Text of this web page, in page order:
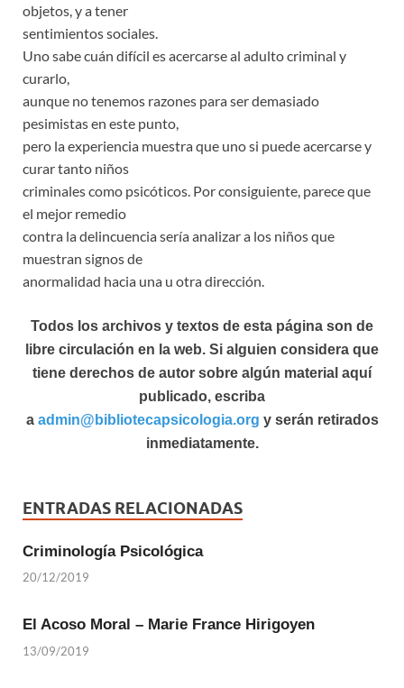
objetos, y a tener
sentimientos sociales.
Uno sabe cuán difícil es acercarse al adulto criminal y
curarlo,
aunque no tenemos razones para ser demasiado
pesimistas en este punto,
pero la experiencia muestra que uno si puede acercarse y
curar tanto niños
criminales como psicóticos. Por consiguiente, parece que
el mejor remedio
contra la delincuencia sería analizar a los niños que
muestran signos de
anormalidad hacia una u otra dirección.
Todos los archivos y textos de esta página son de
libre circulación en la web. Si alguien considera que
tiene derechos de autor sobre algún material aquí
publicado, escriba
a admin@bibliotecapsicologia.org y serán retirados
inmediatamente.
ENTRADAS RELACIONADAS
Criminología Psicológica
20/12/2019
El Acoso Moral – Marie France Hirigoyen
13/09/2019